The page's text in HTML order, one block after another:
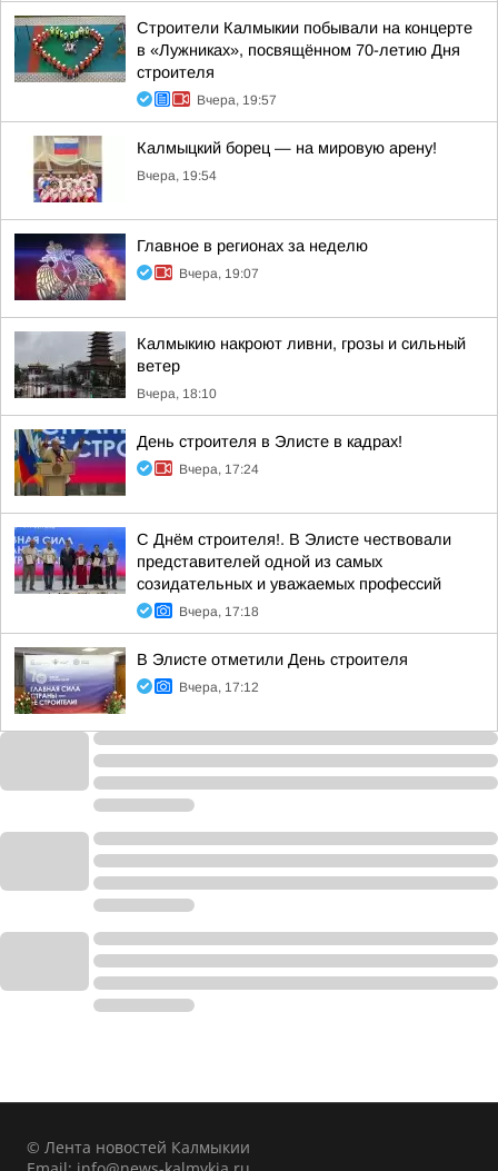
Строители Калмыкии побывали на концерте
в «Лужниках», посвящённом 70-летию Дня
строителя
Вчера, 19:57
Калмыцкий борец — на мировую арену!
Вчера, 19:54
Главное в регионах за неделю
Вчера, 19:07
Калмыкию накроют ливни, грозы и сильный
ветер
Вчера, 18:10
День строителя в Элисте в кадрах!
Вчера, 17:24
С Днём строителя!. В Элисте чествовали
представителей одной из самых
созидательных и уважаемых профессий
Вчера, 17:18
В Элисте отметили День строителя
Вчера, 17:12
© Лента новостей Калмыкии